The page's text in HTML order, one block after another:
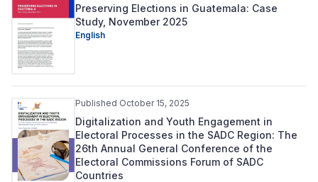
Preserving Elections in Guatemala: Case
Study, November 2025
English
Published October 15, 2025
Digitalization and Youth Engagement in
Electoral Processes in the SADC Region: The
26th Annual General Conference of the
Electoral Commissions Forum of SADC
Countries